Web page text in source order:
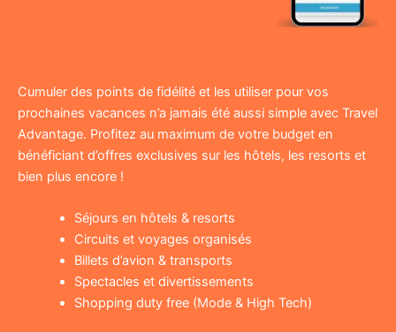
Cumuler des points de fidélité et les utiliser pour vos
prochaines vacances n’a jamais été aussi simple avec Travel
Advantage. Profitez au maximum de votre budget en
bénéficiant d’offres exclusives sur les hôtels, les resorts et
bien plus encore !
Séjours en hôtels & resorts
Circuits et voyages organisés
Billets d’avion & transports
Spectacles et divertissements
Shopping duty free (Mode & High Tech)